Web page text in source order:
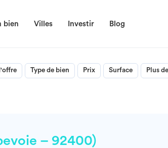
bien Villes Investir Blog
Type de bien Prix Surface Plus
– 92400)